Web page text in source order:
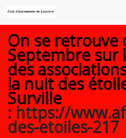
On se retrouve
Septembre sur
des
la nuit des
Surville
: https://
des-etoiles-217